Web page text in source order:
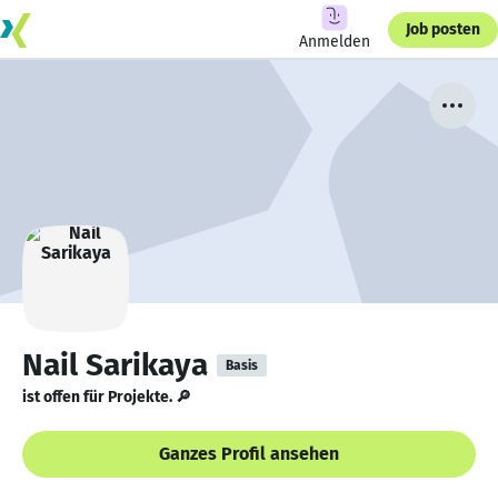
Anmelden
Job posten
Nail Sarikaya Basis
ist offen für Projekte. 🔎
Ganzes Profil ansehen